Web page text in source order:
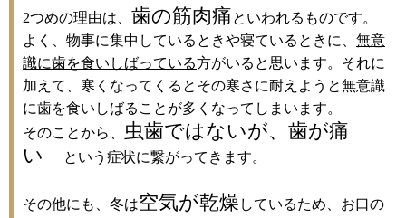
2つめの理由は、 歯の筋肉痛といわれるものです。
よく、物事に集中しているときや寝ているときに、 無意
識に歯を食いしばっている方がいると思います。それに
加えて、寒くなってくるとその寒さに耐えようと無意識
に歯を食いしばることが多くなってしまいます。
そのことから、
虫歯ではないが、歯が痛
い
という症状に繋がってきます。
その他にも、冬は空気が乾燥 しているため、お口の